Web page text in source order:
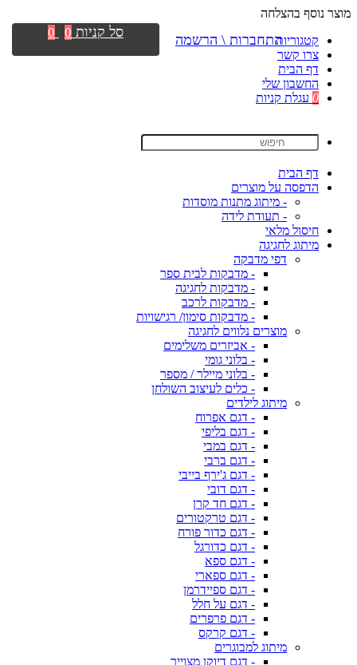
מוצר נוסף בהצלחה
קטגוריות
צרו קשר
דף הבית
החשבון שלי
0 עגלת קניות
דף הבית
הדפסה על מוצרים
- מיתוג מתנות מוסדות
- תעודת לידה
חיסול מלאי
מיתוג לחגיגה
דפי מדבקה
- מדבקות לבית ספר
- מדבקות לחגיגה
- מדבקות לרכב
- מדבקות סימון/ רגישויות
מוצרים נלווים לחגיגה
- אביזרים משלימים
- בלוני גומי
- בלוני מיילר / מספר
- כלים לעיצוב השולחן
מיתוג לילדים
- דגם אפרוח
- דגם בליפי
- דגם במבי
- דגם ברבי
- דגם ג'ירף בייבי
- דגם דובי
- דגם חד קרן
- דגם טרקטורים
- דגם כדור פורח
- דגם כדורגל
- דגם ספא
- דגם ספארי
- דגם ספיידרמן
- דגם על חלל
- דגם פרפרים
- דגם קרקס
מיתוג למבוגרים
- דגם דיוקן מצוייר
התחברות \ הרשמה סל קניות 0
0